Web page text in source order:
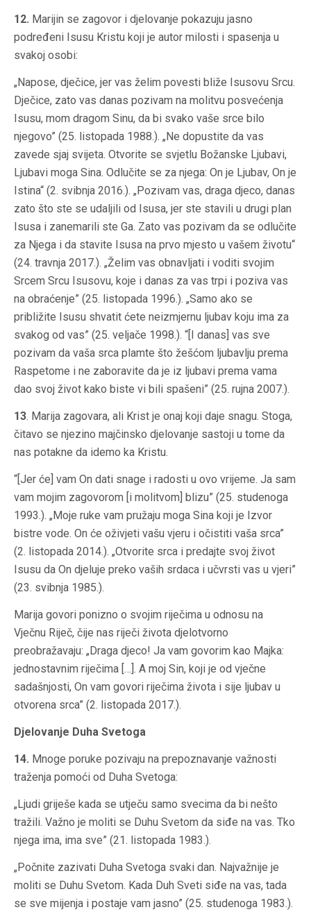
12. Marijin se zagovor i djelovanje pokazuju jasno
podređeni Isusu Kristu koji je autor milosti i spasenja u
svakoj osobi:
„Napose, dječice, jer vas želim povesti bliže Isusovu Srcu.
Dječice, zato vas danas pozivam na molitvu posvećenja
Isusu, mom dragom Sinu, da bi svako vaše srce bilo
njegovo” (25. listopada 1988.). „Ne dopustite da vas
zavede sjaj svijeta. Otvorite se svjetlu Božanske Ljubavi,
Ljubavi moga Sina. Odlučite se za njega: On je Ljubav, On je
Istina“ (2. svibnja 2016.). „Pozivam vas, draga djeco, danas
zato što ste se udaljili od Isusa, jer ste stavili u drugi plan
Isusa i zanemarili ste Ga. Zato vas pozivam da se odlučite
za Njega i da stavite Isusa na prvo mjesto u vašem životu“
(24. travnja 2017.). „Želim vas obnavljati i voditi svojim
Srcem Srcu Isusovu, koje i danas za vas trpi i poziva vas
na obraćenje” (25. listopada 1996.). „Samo ako se
približite Isusu shvatit ćete neizmjernu ljubav koju ima za
svakog od vas” (25. veljače 1998.). “[I danas] vas sve
pozivam da vaša srca plamte što žešćom ljubavlju prema
Raspetome i ne zaboravite da je iz ljubavi prema vama
dao svoj život kako biste vi bili spašeni” (25. rujna 2007.).
13. Marija zagovara, ali Krist je onaj koji daje snagu. Stoga,
čitavo se njezino majčinsko djelovanje sastoji u tome da
nas potakne da idemo ka Kristu.
“[Jer će] vam On dati snage i radosti u ovo vrijeme. Ja sam
vam mojim zagovorom [i molitvom] blizu” (25. studenoga
1993.). „Moje ruke vam pružaju moga Sina koji je Izvor
bistre vode. On će oživjeti vašu vjeru i očistiti vaša srca”
(2. listopada 2014.). „Otvorite srca i predajte svoj život
Isusu da On djeluje preko vaših srdaca i učvrsti vas u vjeri”
(23. svibnja 1985.).
Marija govori ponizno o svojim riječima u odnosu na
Vječnu Riječ, čije nas riječi života djelotvorno
preobražavaju: „Draga djeco! Ja vam govorim kao Majka:
jednostavnim riječima […]. A moj Sin, koji je od vječne
sadašnjosti, On vam govori riječima života i sije ljubav u
otvorena srca” (2. listopada 2017.).
Djelovanje Duha Svetoga
14. Mnoge poruke pozivaju na prepoznavanje važnosti
traženja pomoći od Duha Svetoga:
„Ljudi griješe kada se utječu samo svecima da bi nešto
tražili. Važno je moliti se Duhu Svetom da siđe na vas. Tko
njega ima, ima sve” (21. listopada 1983.).
„Počnite zazivati Duha Svetoga svaki dan. Najvažnije je
moliti se Duhu Svetom. Kada Duh Sveti siđe na vas, tada
se sve mijenja i postaje vam jasno” (25. studenoga 1983.).